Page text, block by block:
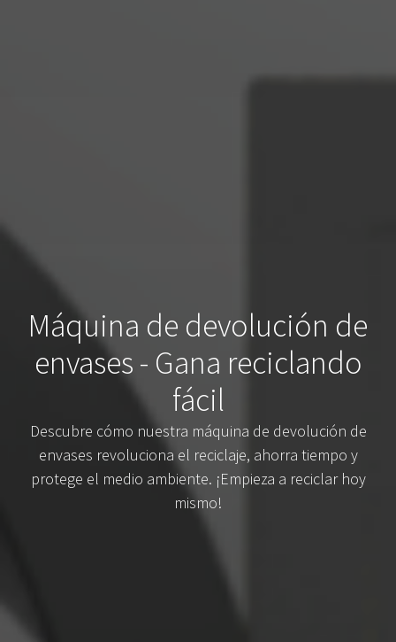
Máquina de devolución de
envases - Gana reciclando
fácil
Descubre cómo nuestra máquina de devolución de
envases revoluciona el reciclaje, ahorra tiempo y
protege el medio ambiente. ¡Empieza a reciclar hoy
mismo!